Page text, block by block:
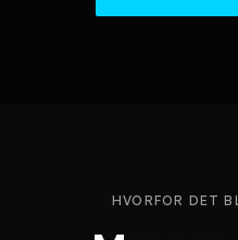
HVORFOR DET